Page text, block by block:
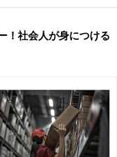
できる事業者
す
部委託したい時、
！社会人が身につける